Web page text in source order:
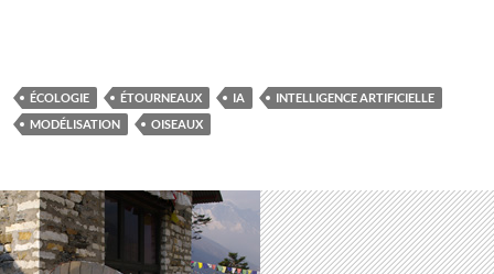
ÉCOLOGIE ÉTOURNEAUX IA
INTELLIGENCE ARTIFICIELLE
MODÉLISATION
OISEAUX